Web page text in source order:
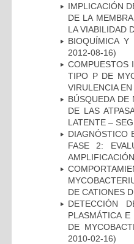
IMPLICACIÓN
DE LA
LA VIABILIDAD
BIOQUÍMICA Y
2012-08-16)
COMPUESTOS
TIPO P DE
VIRULENCIA
BÚSQUEDA DE
DE LAS
LATENTE –
DIAGNÓSTICO
FASE 2:
DE CATIONES
DETECCIÓN
PLASMÁTICA
DE
2010-02-16)